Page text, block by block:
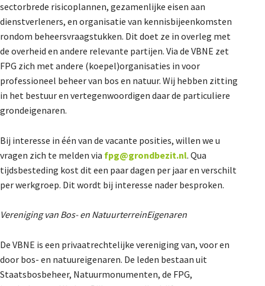
sectorbrede risicoplannen, gezamenlijke eisen aan
dienstverleners, en organisatie van kennisbijeenkomsten
rondom beheersvraagstukken. Dit doet ze in overleg met
de overheid en andere relevante partijen. Via de VBNE zet
FPG zich met andere (koepel)organisaties in voor
professioneel beheer van bos en natuur. Wij hebben zitting
in het bestuur en vertegenwoordigen daar de particuliere
grondeigenaren.
Bij interesse in één van de vacante posities, willen we u
vragen zich te melden via fpg@grondbezit.nl. Qua
tijdsbesteding kost dit een paar dagen per jaar en verschilt
per werkgroep. Dit wordt bij interesse nader besproken.
Vereniging van Bos- en NatuurterreinEigenaren
De VBNE is een privaatrechtelijke vereniging van, voor en
door bos- en natuureigenaren. De leden bestaan uit
Staatsbosbeheer, Natuurmonumenten, de FPG,